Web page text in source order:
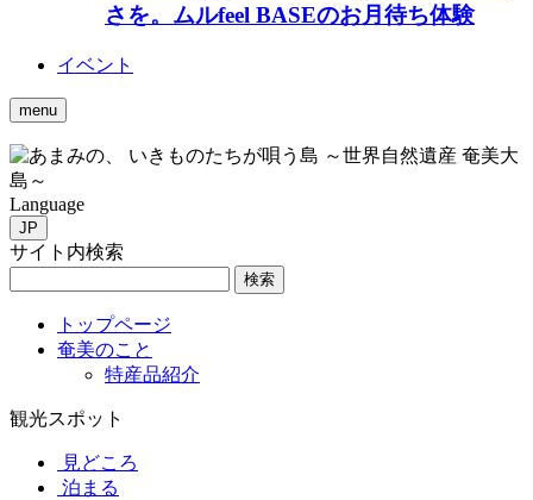
さを。ムルfeel BASEのお月待ち体験
イベント
menu
いきものたちが唄う島 ～世界自然遺産 奄美大
島～
Language
JP
サイト内検索
検索
トップページ
奄美のこと
特産品紹介
観光スポット
見どころ
泊まる